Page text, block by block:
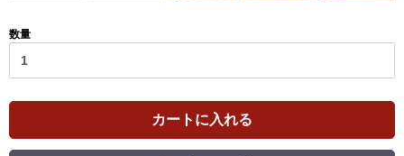
数量
カートに入れる